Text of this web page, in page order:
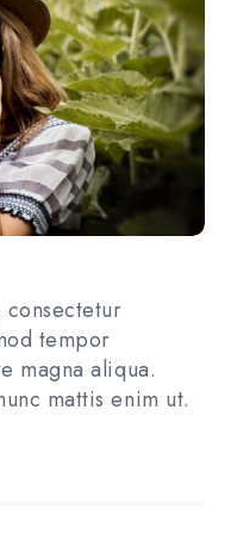
tempor
magna aliqua.
mattis enim ut.